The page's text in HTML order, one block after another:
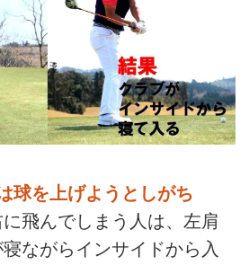
球を上げようとしがち
飛んでしまう人は、左肩
ながらインサイドから入